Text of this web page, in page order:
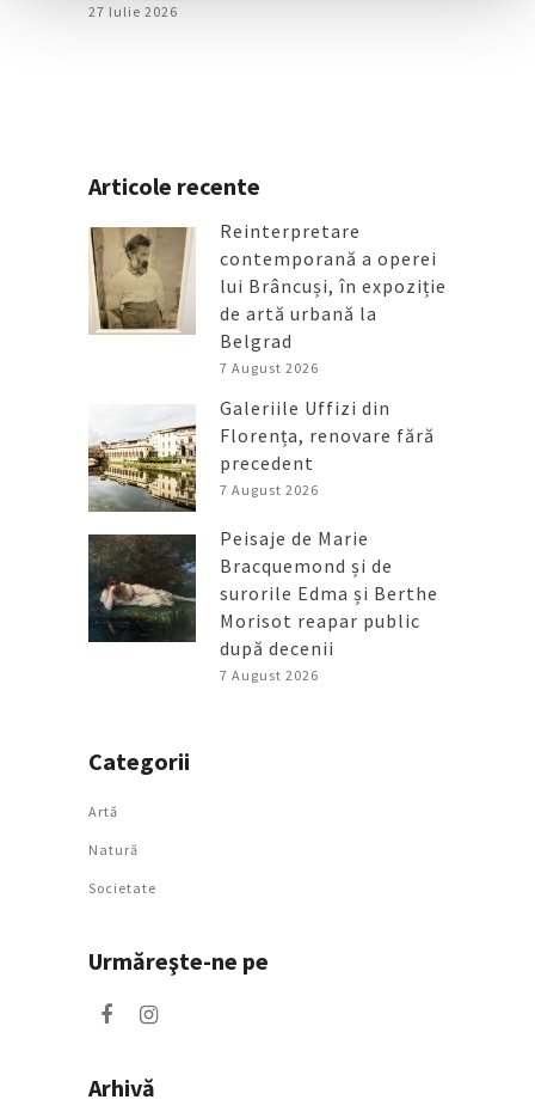
27 Iulie 2026
Articole recente
Reinterpretare
contemporană a operei
lui Brâncuși, în expoziție
de artă urbană la
Belgrad
7 August 2026
Galeriile Uffizi din
Florența, renovare fără
precedent
7 August 2026
Peisaje de Marie
Bracquemond și de
surorile Edma și Berthe
Morisot reapar public
după decenii
7 August 2026
Categorii
Artǎ
Natură
Societate
Urmăreşte-ne pe
Arhivă